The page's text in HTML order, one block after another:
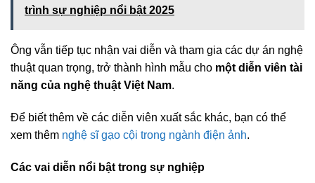
trình sự nghiệp nổi bật 2025
Ông vẫn tiếp tục nhận vai diễn và tham gia các dự án nghệ
thuật quan trọng, trở thành hình mẫu cho một diễn viên tài
năng của nghệ thuật Việt Nam.
Để biết thêm về các diễn viên xuất sắc khác, bạn có thể
xem thêm nghệ sĩ gạo cội trong ngành điện ảnh.
Các vai diễn nổi bật trong sự nghiệp